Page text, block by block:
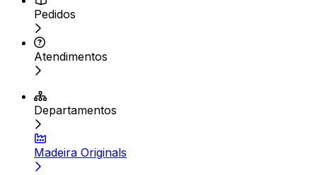
Pedidos
Atendimentos
Departamentos
Madeira Originals